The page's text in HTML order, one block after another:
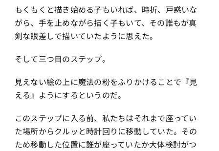
もくもくと描き始める子もいれば、時折、戸惑いな
がら、手を止めながら描く子もいて、その誰もが真
剣な眼差しで描いていたように思えた。
そして三つ目のステップ。
見えない絵の上に魔法の粉をふりかけることで『見
える』ようにするというのだ。
このステップに入る前、私たちはそれまで座ってい
た場所からクルッと時計回りに移動していた。その
ため移動した位置に誰が座っていたか大体検討がつ